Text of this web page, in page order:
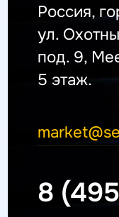
Россия,
ул.
под. 9,
5 этаж.
8